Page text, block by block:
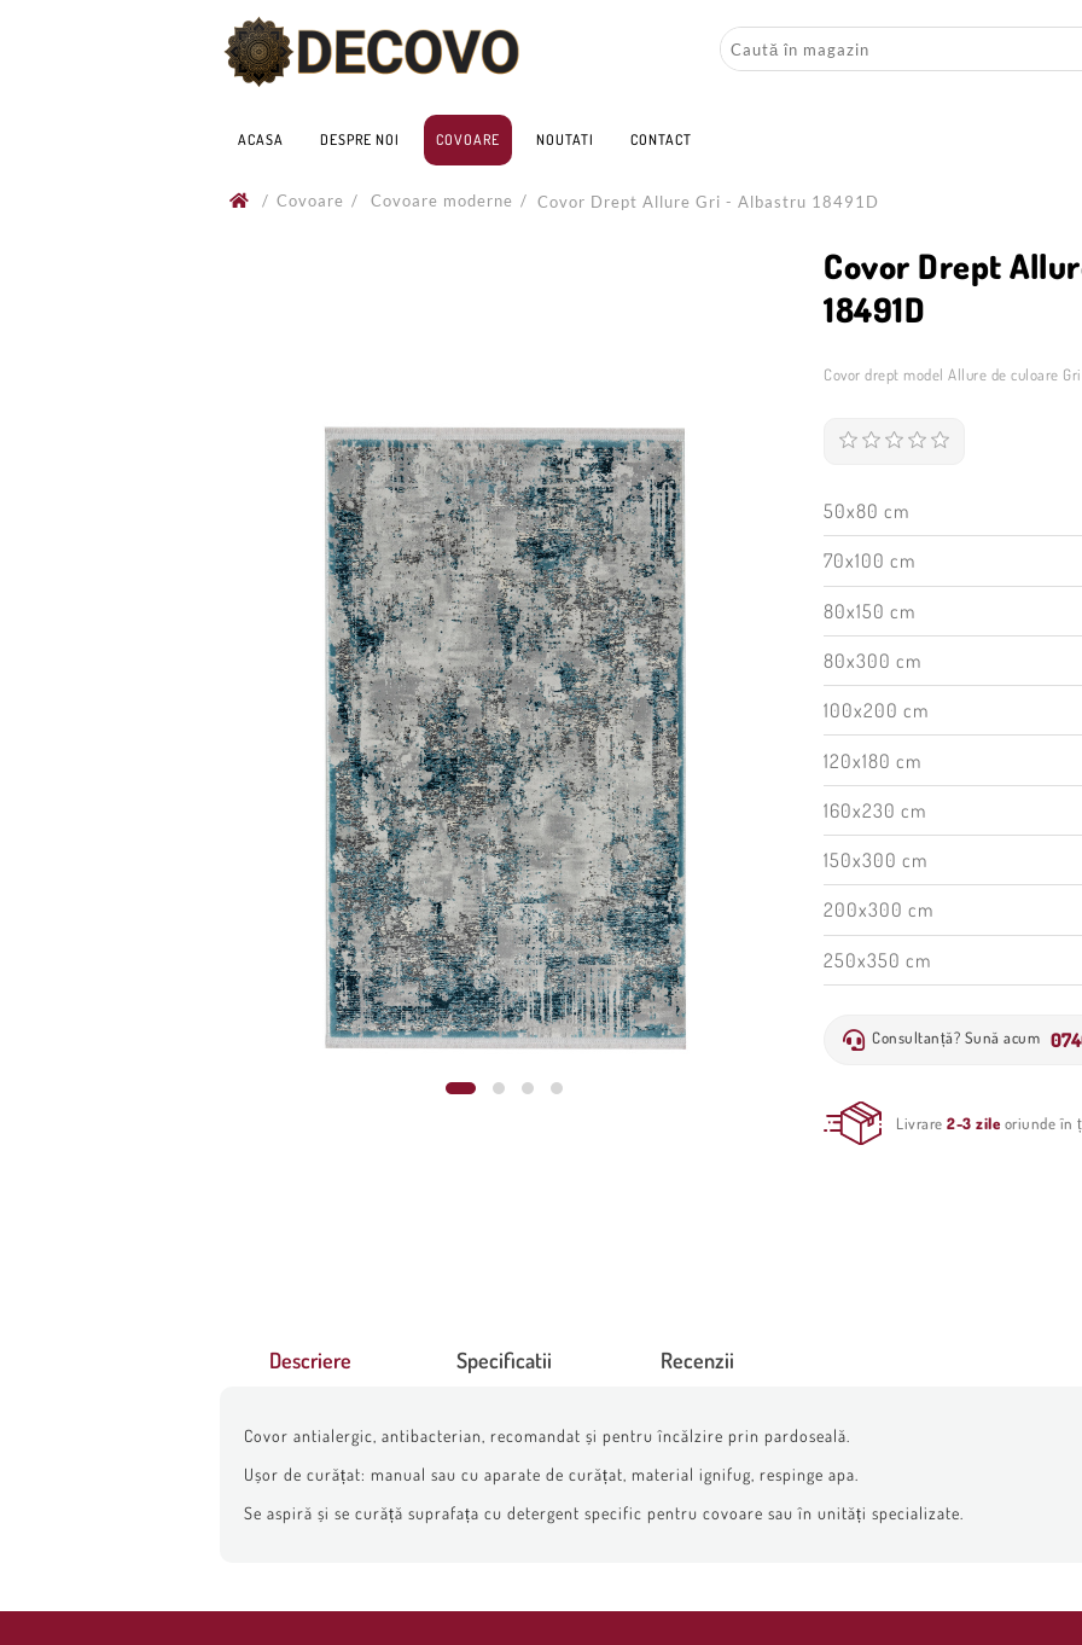
ACASA DESPRE NOI COVOARE NOUTATI CONTACT
/ Covoare / Covoare moderne / Covor Drept Allure Gri - Albastru 18491D
Covor Drept
18491D
Covor drept model Allure de culoare
50x80 cm
70x100 cm
80x150 cm
80x300 cm
100x200 cm
120x180 cm
160x230 cm
150x300 cm
200x300 cm
250x350 cm
Consultanță? Sună acum
Livrare2-3 zile oriunde în
Descriere Specificatii Recenzii
Covor antialergic, antibacterian, recomandat și pentru încălzire prin pardoseală.
Ușor de curățat: manual sau cu aparate de curățat, material ignifug, respinge apa.
Se aspiră și se curăță suprafața cu detergent specific pentru covoare sau în unități specializate.